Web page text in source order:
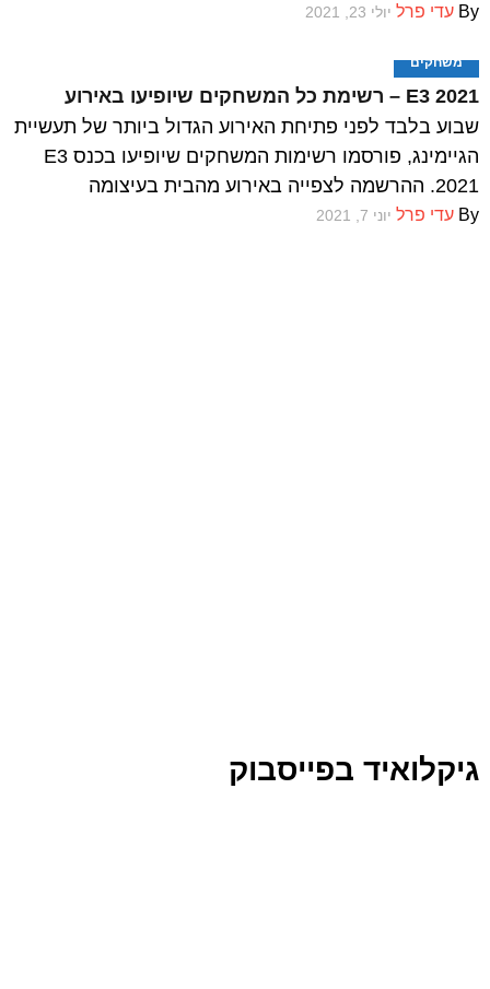
By עדי פרל יולי 23, 2021
משחקים
E3 2021 – רשימת כל המשחקים שיופיעו באירוע
שבוע בלבד לפני פתיחת האירוע הגדול ביותר של תעשיית
הגיימינג, פורסמו רשימות המשחקים שיופיעו בכנס E3
2021. ההרשמה לצפייה באירוע מהבית בעיצומה
By עדי פרל יוני 7, 2021
גיקלואיד בפייסבוק